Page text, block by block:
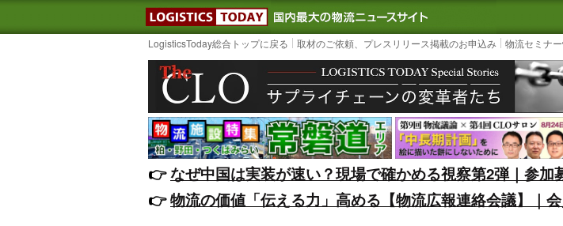
LOGISTICS TODAY｜国内最大の物流ニュースサイト
3PL,
LogisticsToday総合トップに戻る 取材のご依頼、プレスリリース掲載のお申込み 物流セミナ
👉️なぜ中国は実装が速い？現場で確かめる視察第2弾｜参加
👉️物流の価値「伝える力」高める【物流広報連絡会議】｜